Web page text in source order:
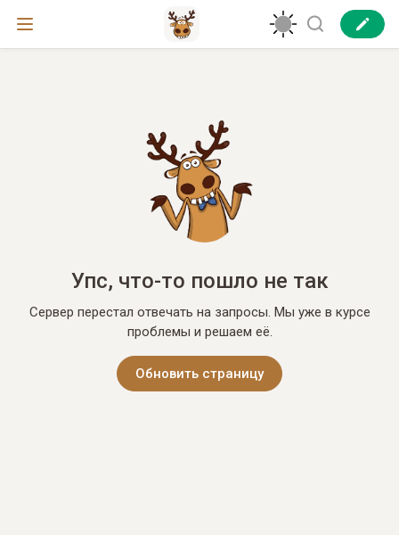
Упс, что-то пошло не так
Сервер перестал отвечать на запросы. Мы уже в курсе
проблемы и решаем её.
Обновить страницу